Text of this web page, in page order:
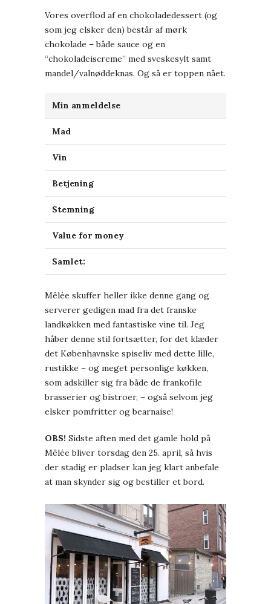
Vores overflod af en chokoladedessert (og
som jeg elsker den) består af mørk
chokolade – både sauce og en
“chokoladeiscreme” med sveskesylt samt
mandel/valnøddeknas. Og så er toppen nået.
Min anmeldelse
Mad
Vin
Betjening
Stemning
Value for money
Samlet:
Mêlée skuffer heller ikke denne gang og
serverer gedigen mad fra det franske
landkøkken med fantastiske vine til. Jeg
håber denne stil fortsætter, for det klæder
det Københavnske spiseliv med dette lille,
rustikke – og meget personlige køkken,
som adskiller sig fra både de frankofile
brasserier og bistroer, – også selvom jeg
elsker pomfritter og bearnaise!
OBS! Sidste aften med det gamle hold på
Mêlée bliver torsdag den 25. april, så hvis
der stadig er pladser kan jeg klart anbefale
at man skynder sig og bestiller et bord.